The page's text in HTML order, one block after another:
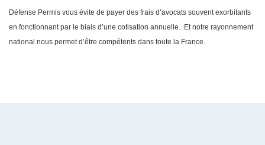
Défense Permis vous évite de payer des frais d’avocats souvent exorbitants
en fonctionnant par le biais d’une cotisation annuelle. Et notre rayonnement
national nous permet d’être compétents dans toute la France.